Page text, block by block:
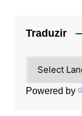
Traduzir
Powered by